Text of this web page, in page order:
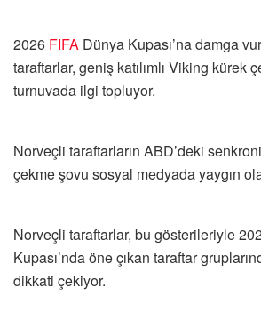
2026 FIFA Dünya Kupası’na damga
taraftarlar, geniş katılımlı Viking kürek
turnuvada ilgi topluyor.
Norveçli taraftarların ABD’deki
çekme şovu sosyal medyada yaygın
Norveçli taraftarlar, bu gösterileriyle
Kupası’nda öne çıkan taraftar
dikkati çekiyor.